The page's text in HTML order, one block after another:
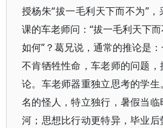
授杨朱“拔一毛利天下而不为”
课的车老师问：“拔一毛利天下
如何”？葛兄说，通常的推论是
不肯牺牲性命，车老师的问题
论。车老师器重独立思考的学
名的怪人，特立独行，暑假当
河；思想比行动更特异，毕业